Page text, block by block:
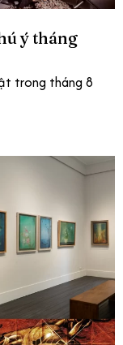
ý tháng
trong tháng 8